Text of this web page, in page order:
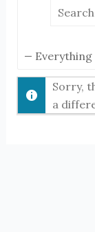
Search
Sorry,
a